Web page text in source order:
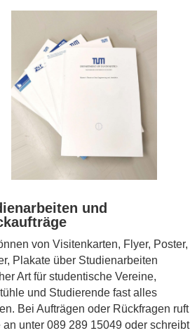
und
von Visitenkarten, Flyer, Poster,
Plakate über Studienarbeiten
Art für studentische Vereine,
und Studierende fast alles
Bei Aufträgen oder Rückfragen ruft
an unter 089 289 15049 oder schreibt